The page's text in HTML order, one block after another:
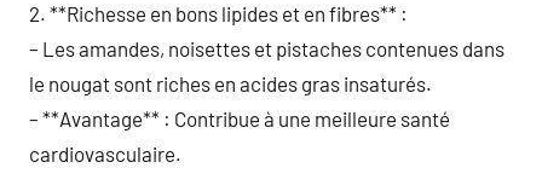
2. **Richesse en bons lipides et en fibres** :
– Les amandes, noisettes et pistaches contenues dans
le nougat sont riches en acides gras insaturés.
– **Avantage** : Contribue à une meilleure santé
cardiovasculaire.